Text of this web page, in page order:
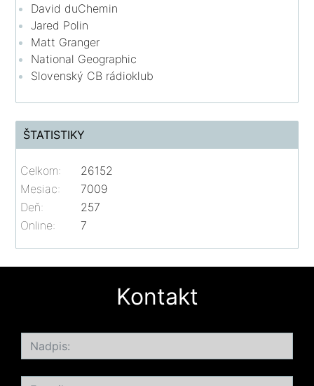
David duChemin
Jared Polin
Matt Granger
National Geographic
Slovenský CB rádioklub
ŠTATISTIKY
Online: 7
Celkom:
26152
Mesiac:
7009
Deň:
257
Kontakt